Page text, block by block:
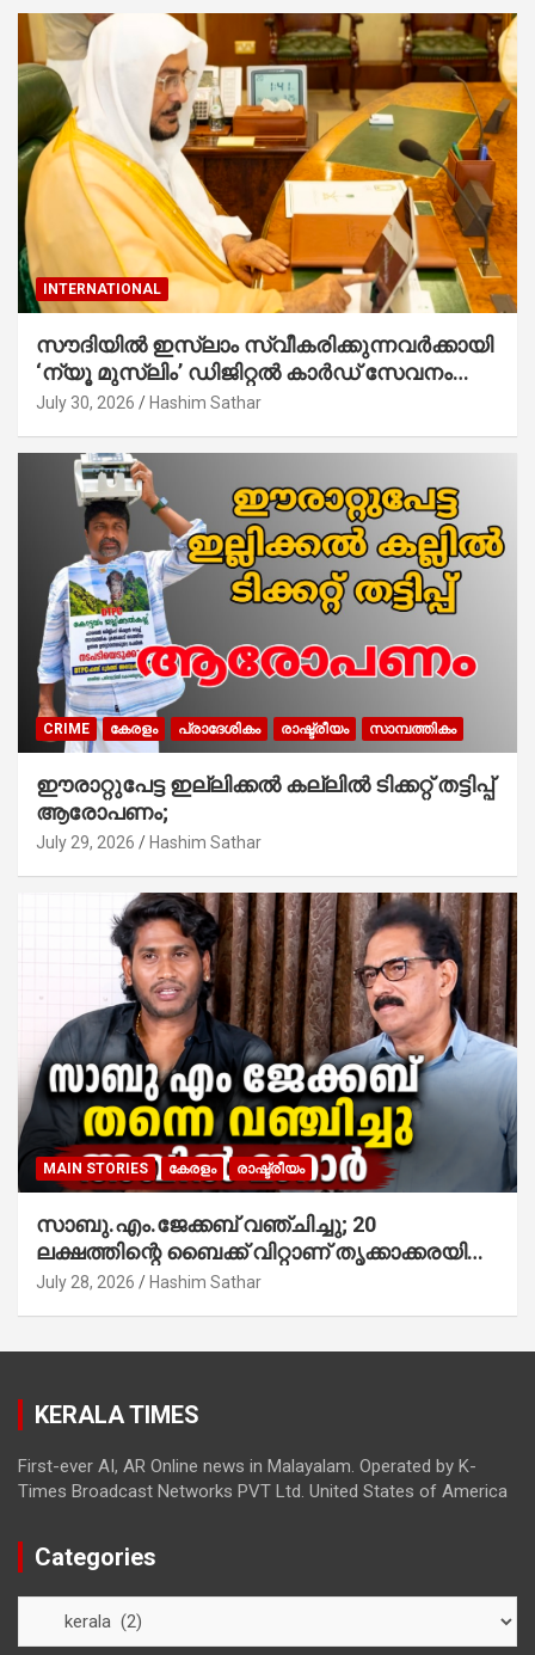
INTERNATIONAL
സൗദിയില്‍ ഇസ്‌ലാം സ്വീകരിക്കുന്നവര്‍ക്കായി
‘ന്യൂ മുസ്ലിം’ ഡിജിറ്റല്‍ കാര്‍ഡ് സേവനം
ആരംഭിച്ചു
July 30, 2026 Hashim Sathar
CRIME കേരളം പ്രാദേശികം രാഷ്ട്രീയം സാമ്പത്തികം
ഈരാറ്റുപേട്ട ഇല്ലിക്കൽ കല്ലിൽ ടിക്കറ്റ് തട്ടിപ്പ്
ആരോപണം;
July 29, 2026 Hashim Sathar
MAIN STORIES കേരളം രാഷ്ട്രീയം
സാബു.എം.ജേക്കബ് വഞ്ചിച്ചു; 20
ലക്ഷത്തിന്റെ ബൈക്ക് വിറ്റാണ് തൃക്കാക്കരയില്‍
മത്സരിച്ചത്! പ്രചാരണത്തിന് രണ്ടേ രണ്ടുപേര്‍
അഖില്‍ മാരാര്‍ ട്വന്റി 20 വിട്ടു
July 28, 2026 Hashim Sathar
KERALA TIMES
First-ever AI, AR Online news in Malayalam. Operated by K-
Times Broadcast Networks PVT Ltd. United States of America
Categories